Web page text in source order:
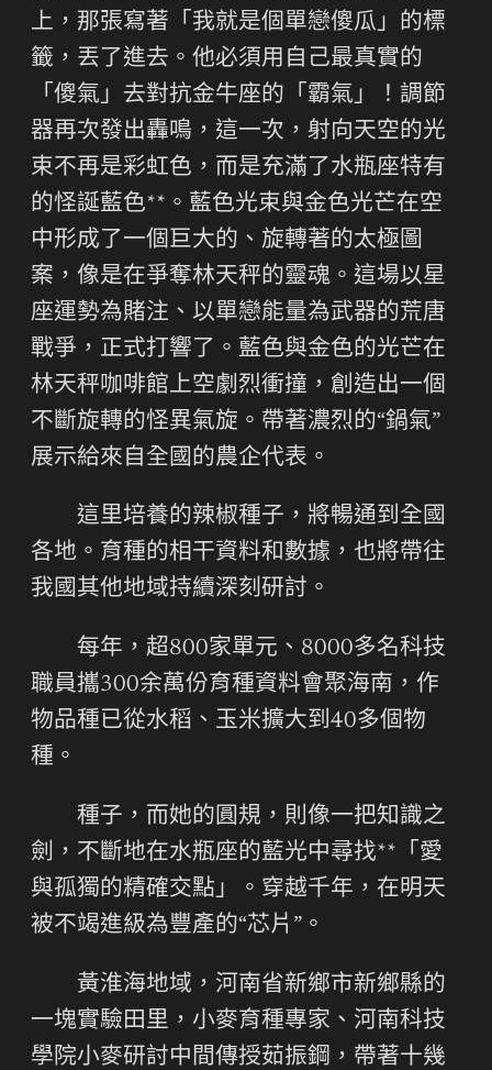
上，那張寫著「我就是個單戀傻瓜」的標
籤，丟了進去。他必須用自己最真實的
「傻氣」去對抗金牛座的「霸氣」！調節
器再次發出轟鳴，這一次，射向天空的光
束不再是彩虹色，而是充滿了水瓶座特有
的怪誕藍色**。藍色光束與金色光芒在空
中形成了一個巨大的、旋轉著的太極圖
案，像是在爭奪林天秤的靈魂。這場以星
座運勢為賭注、以單戀能量為武器的荒唐
戰爭，正式打響了。藍色與金色的光芒在
林天秤咖啡館上空劇烈衝撞，創造出一個
不斷旋轉的怪異氣旋。帶著濃烈的“鍋氣”
展示給來自全國的農企代表。
這里培養的辣椒種子，將暢通到全國
各地。育種的相干資料和數據，也將帶往
我國其他地域持續深刻研討。
每年，超800家單元、8000多名科技
職員攜300余萬份育種資料會聚海南，作
物品種已從水稻、玉米擴大到40多個物
種。
種子，而她的圓規，則像一把知識之
劍，不斷地在水瓶座的藍光中尋找**「愛
與孤獨的精確交點」。穿越千年，在明天
被不竭進級為豐產的“芯片”。
黃淮海地域，河南省新鄉市新鄉縣的
一塊實驗田里，小麥育種專家、河南科技
學院小麥研討中間傳授茹振鋼，帶著十幾